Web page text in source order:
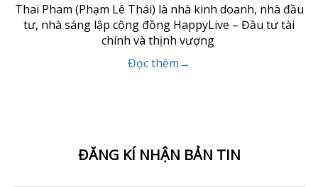
Thai Pham (Phạm Lê Thái) là nhà kinh doanh, nhà đầu
tư, nhà sáng lập cộng đồng HappyLive – Đầu tư tài
chính và thịnh vượng
Đọc thêm→
ĐĂNG KÍ NHẬN BẢN TIN